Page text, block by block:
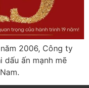
2006, Công ty
dấu ấn mạnh mẽ